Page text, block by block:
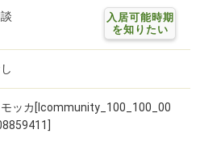
入居可能時期
を知りたい
モッカ[lcommunity_100_100_00